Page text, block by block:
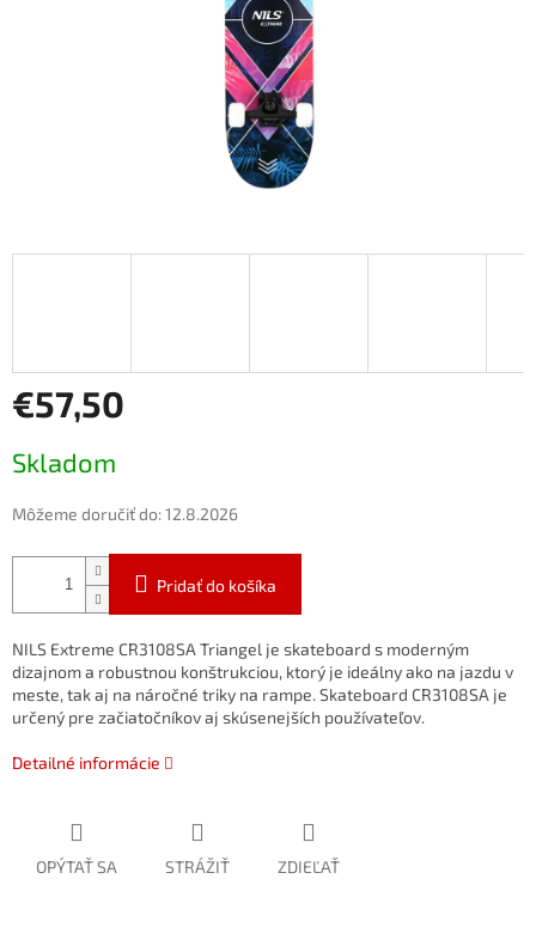
€57,50
cena:
Skladom
Môžeme doručiť do:12.8.2026
Pridať do košíka
NILS Extreme CR3108SA Triangel je skateboard s moderným
dizajnoma robustnou konštrukciou, ktorý je ideálnyako na jazdu v
meste, takaj na náročné triky na rampe. Skateboard CR3108SA je
určený pre začiatočníkovaj skúsenejších používateľov.
Detailné informácie
OPÝTAŤ SA STRÁŽIŤ ZDIEĽAŤ